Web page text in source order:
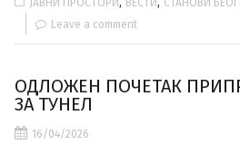
Leave a comment
ОДЛОЖЕН ПОЧЕТАК
ЗА ТУНЕЛ
16/04/2026